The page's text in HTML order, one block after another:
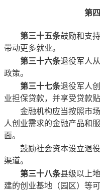
第
第三十五条鼓励和支
带动更多就业。
第三十六条退役军人
政策。
第三十七条退役军人
业担保贷款，并享受贷款
金融机构应当按照市
人创业需求的金融产品和
面。
鼓励社会资本设立退
渠道。
第三十八条县级以上
建的创业基地（园区）等